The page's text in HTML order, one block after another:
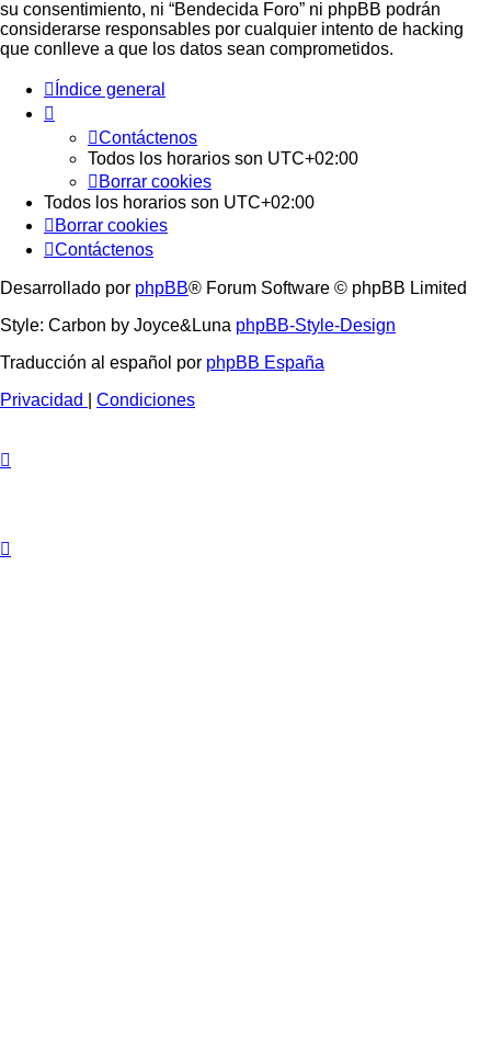
su consentimiento, ni “Bendecida Foro” ni phpBB podrán
considerarse responsables por cualquier intento de hacking
que conlleve a que los datos sean comprometidos.
Índice general
Contáctenos
Todos los horarios son UTC+02:00
Borrar cookies
Todos los horarios son UTC+02:00
Borrar cookies
Contáctenos
Desarrollado por phpBB® Forum Software © phpBB Limited
Style: Carbon by Joyce&Luna phpBB-Style-Design
Traducción al español por phpBB España
Privacidad
Condiciones